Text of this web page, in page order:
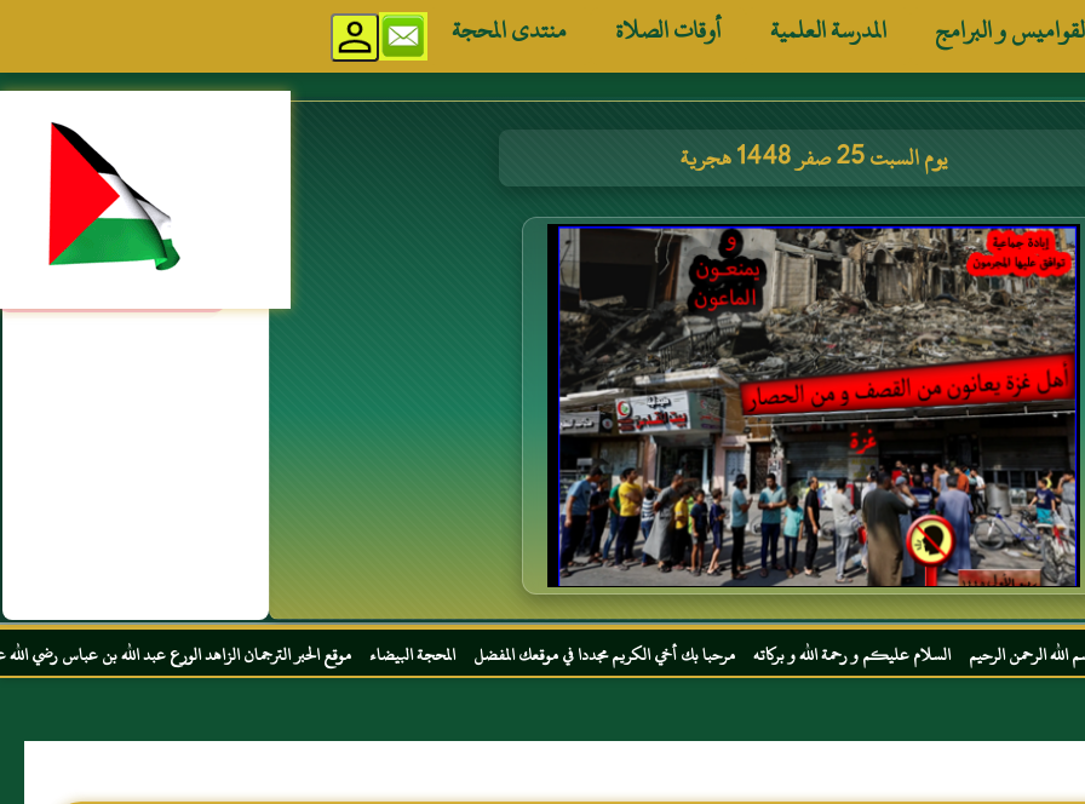
و البرامج المدرسة العلمية أوقات الصلاة منتدى المحجة
يوم السبت 25 صفر 1448 هجرية مواقع إسلامية
السلام عليكم و رحمة الله و بركاته مرحبا بك أخي الكريم مجددا في موقعك المفضل المحجة البيضاء موقع الحبر الترجمان الزاهد الورع عبد الله بن عباس رضي الله عنهما